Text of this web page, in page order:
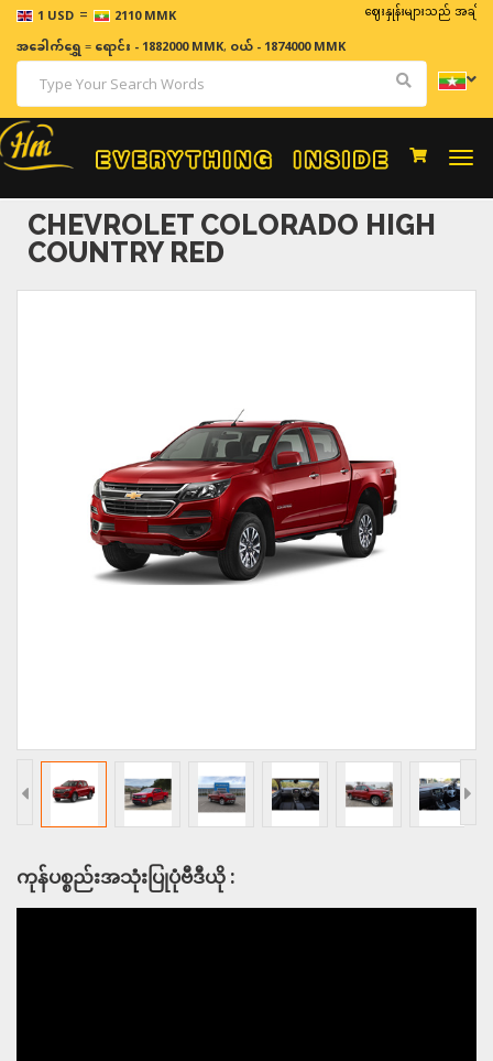
1 USD = 2110 MMK ဈေးနှုန်းများသည် အချိန်နှင့် အ
အခေါက်ရွှေ=ရောင်း - 1882000 MMK, ဝယ် - 1874000 MMK
CHEVROLET COLORADO HIGH
COUNTRY RED
ကုန်ပစ္စည်းအသုံးပြုပုံဗီဒီယို :